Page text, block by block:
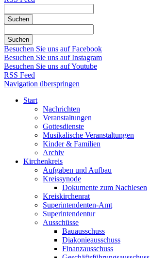
Suchen
Suchen
Besuchen Sie uns auf Facebook
Besuchen Sie uns auf Instagram
Besuchen Sie uns auf Youtube
RSS Feed
Navigation überspringen
Start
Nachrichten
Veranstaltungen
Gottesdienste
Musikalische Veranstaltungen
Kinder & Familien
Archiv
Kirchenkreis
Aufgaben und Aufbau
Kreissynode
Dokumente zum Nachlesen
Kreiskirchenrat
Superintendenten-Amt
Superintendentur
Ausschüsse
Bauausschuss
Diakonieausschuss
Finanzausschuss